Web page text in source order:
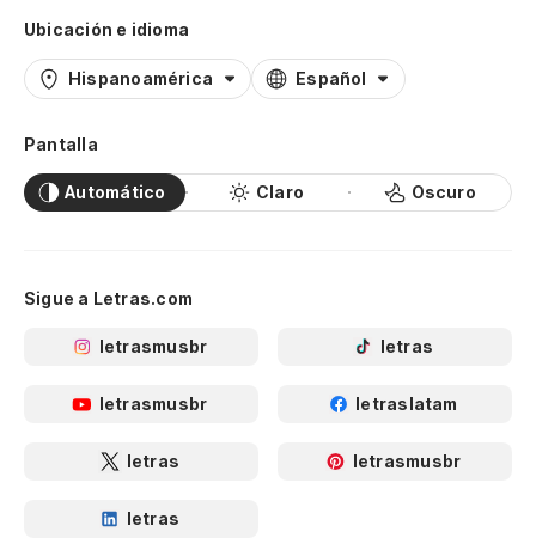
Ubicación e idioma
Hispanoamérica Español
Pantalla
Automático Claro Oscuro
Sigue a Letras.com
letrasmusbr letras
letrasmusbr letraslatam
letras letrasmusbr
letras